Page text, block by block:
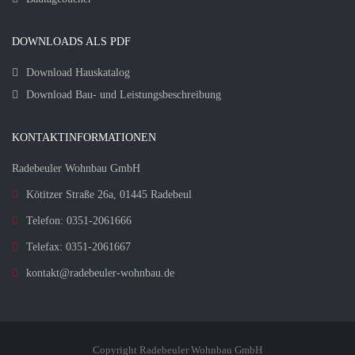
DOWNLOADS ALS PDF
Download Hauskatalog
Download Bau- und Leistungsbeschreibung
KONTAKTINFORMATIONEN
Radebeuler Wohnbau GmbH
Kötitzer Straße 26a, 01445 Radebeul
Telefon: 0351-2061666
Telefax: 0351-2061667
kontakt@radebeuler-wohnbau.de
Copyright Radebeuler Wohnbau GmbH